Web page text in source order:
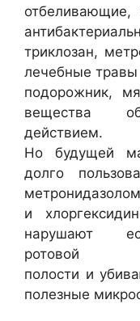
отбеливающие,
триклозан,
лечебные
подорожник,
вещества
действием.
Но будущей
долго
метронидазолом
и
нарушают
ротовой
полости и
полезные